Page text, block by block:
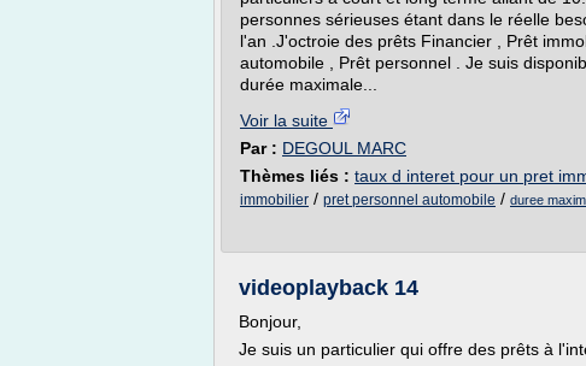
personnes sérieuses étant dans le réelle
l'an .J'octroie des prêts Financier , Prêt
automobile , Prêt personnel . Je suis
durée maximale...
Voir la suite
Par : DEGOUL MARC
Thèmes liés : taux d interet pour un pret
immobilier / pret personnel automobile / duree
videoplayback 14
Bonjour,
Je suis un particulier qui offre des prêts à